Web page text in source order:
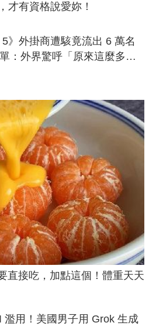
才有資格說愛妳！
5》外掛商遭駭竟流出 6 萬名
：外界驚呼「原來這麼多人
直接吃，加點這個！體重天天
濫用！美國男子用 Grok 生成